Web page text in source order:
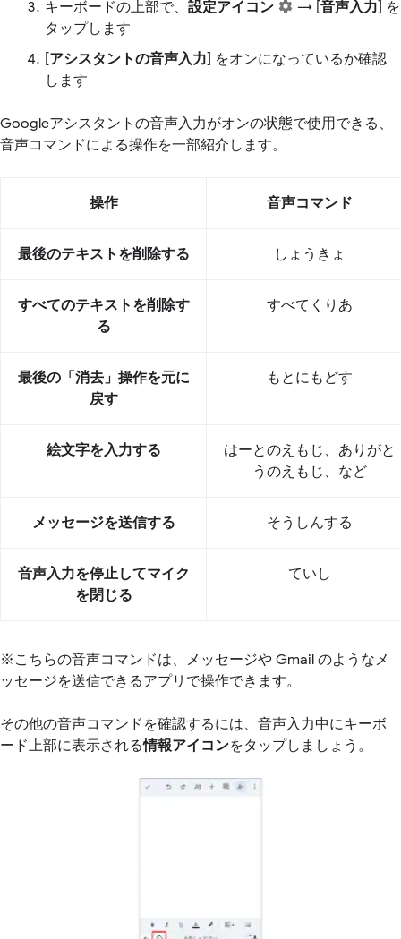
キーボードの上部で、 設定アイコン → [音声入力] を
タップします
[アシスタントの音声入力] をオンになっているか確認
します
Googleアシスタントの音声入力がオンの状態で使用できる、
音声コマンドによる操作を一部紹介します。
操作 音声コマンド
最後のテキストを削除する しょうきょ
すべてのテキストを削除す
る
すべてくりあ
最後の「消去」操作を元に
戻す
もとにもどす
絵文字を入力する
はーとのえもじ、ありがと
うのえもじ、など
メッセージを送信する そうしんする
音声入力を停止してマイク
を閉じる
ていし
※こちらの音声コマンドは、メッセージや Gmail のようなメ
ッセージを送信できるアプリで操作できます。
その他の音声コマンドを確認するには、音声入力中にキーボ
ード上部に表示される情報アイコンをタップしましょう。